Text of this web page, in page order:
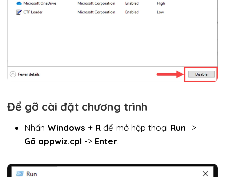
Để gỡ cài đặt chương trình
Nhấn Windows + R để mở hộp thoại Run ->
Gõ appwiz.cpl -> Enter.